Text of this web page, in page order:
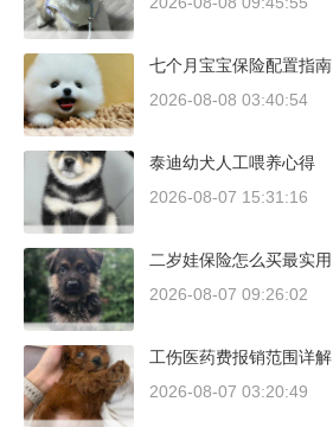
七个月宝宝保险配置指南
2026-08-08 03:40:54
泰迪幼犬人工喂养心得
2026-08-07 15:31:16
二岁娃保险怎么买最实用
2026-08-07 09:26:02
工伤医药费报销范围详解
2026-08-07 03:20:49